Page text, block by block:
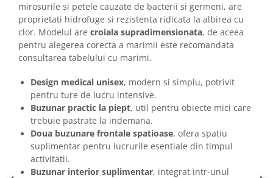
mirosurile si petele cauzate de bacterii si germeni, are
proprietati hidrofuge si rezistenta ridicata la albirea cu
clor. Modelul are croiala supradimensionata, de aceea
pentru alegerea corecta a marimii este recomandata
consultarea tabelului cu marimi.
Design medical unisex, modern si simplu, potrivit
pentru ture de lucru intensive.
Buzunar practic la piept, util pentru obiecte mici care
trebuie pastrate la indemana.
Doua buzunare frontale spatioase, ofera spatiu
suplimentar pentru lucrurile esentiale din timpul
activitatii.
Buzunar interior suplimentar, integrat intr-unul